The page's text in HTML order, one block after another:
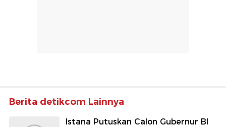
Berita detikcom Lainnya
Istana Putuskan Calon Gubernur BI